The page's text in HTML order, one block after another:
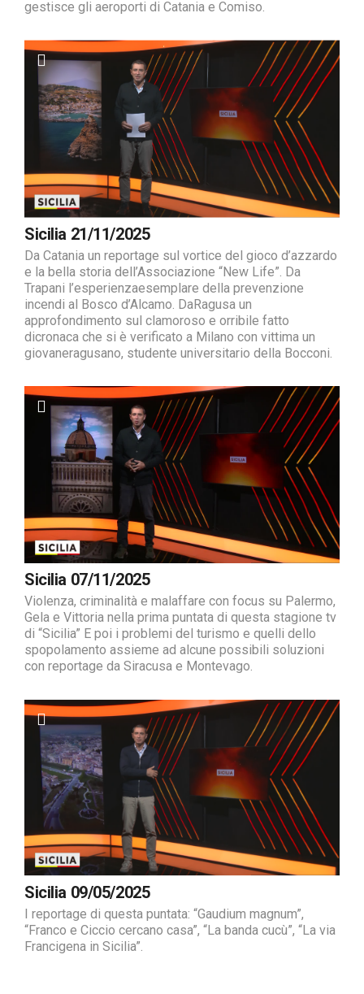
gestisce gli aeroporti di Catania e Comiso.
Sicilia 21/11/2025
Da Catania un reportage sul vortice del gioco d’azzardo
e la bella storia dell’Associazione “New Life”. Da
Trapani l’esperienzaesemplare della prevenzione
incendi al Bosco d’Alcamo. DaRagusa un
approfondimento sul clamoroso e orribile fatto
dicronaca che si è verificato a Milano con vittima un
giovaneragusano, studente universitario della Bocconi.
Sicilia 07/11/2025
Violenza, criminalità e malaffare con focus su Palermo,
Gela e Vittoria nella prima puntata di questa stagione tv
di “Sicilia” E poi i problemi del turismo e quelli dello
spopolamento assieme ad alcune possibili soluzioni
con reportage da Siracusa e Montevago.
Sicilia 09/05/2025
I reportage di questa puntata: “Gaudium magnum”,
“Franco e Ciccio cercano casa”, “La banda cucù”, “La via
Francigena in Sicilia”.